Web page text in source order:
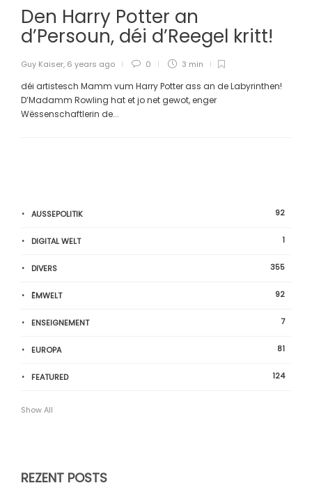
Den Harry Potter an
d’Persoun, déi d’Reegel kritt!
Guy Kaiser, 6 years ago 0 3 min
déi artistesch Mamm vum Harry Potter ass an de Labyrinthen!
D’Madamm Rowling hat et jo net gewot, enger
Wëssenschaftlerin de...
AUSSEPOLITIK 92
DIGITAL WELT 1
DIVERS 355
ËMWELT 92
ENSEIGNEMENT 7
EUROPA 81
FEATURED 124
Show All
REZENT POSTS